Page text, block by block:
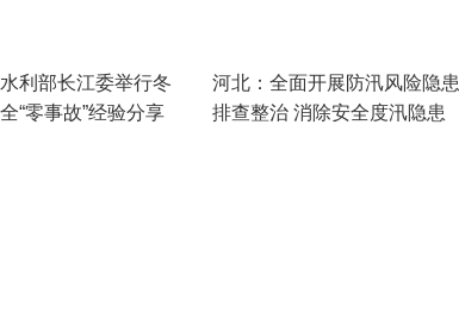
利部长江委举行冬
“零事故”经验分享
河北：全面开展防汛风险隐患
排查整治 消除安全度汛隐患